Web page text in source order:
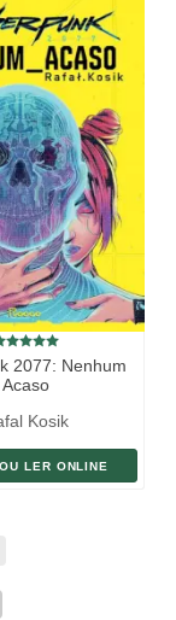
2077: Nenhum
Acaso
Kosik
LER ONLINE